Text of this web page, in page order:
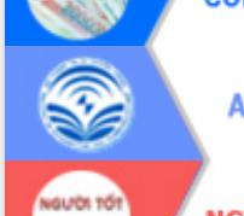
UBND tỉnh họp báo định kỳ tháng 4
năm 2026
Hội thảo khoa học “Giải pháp thúc đẩy
phát triển nền kinh tế xanh tại tỉnh
Đắk Lắk”
Tăng cường giám sát, đôn đốc thực
hiện nhiệm vụ quản lý tài sản công
hàng tuần